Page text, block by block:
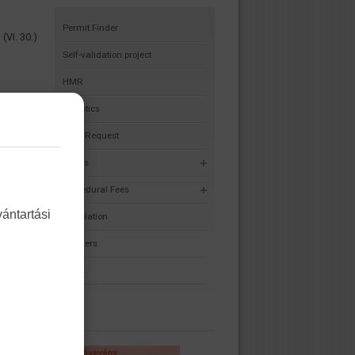
30.)
Permit Finder
Self-validation project
HMR
Statistics
Data Request
Forms
Procedural Fees
Legislation
Partners
F.A.Q.